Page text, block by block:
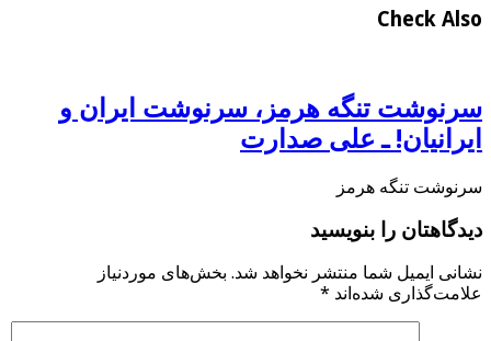
Check Also
سرنوشت تنگه هرمز، سرنوشت ایران و
ایرانیان! ـ علی صدارت
سرنوشت تنگه هرمز
دیدگاهتان را بنویسید
نشانی ایمیل شما منتشر نخواهد شد. بخش‌های موردنیاز
علامت‌گذاری شده‌اند *